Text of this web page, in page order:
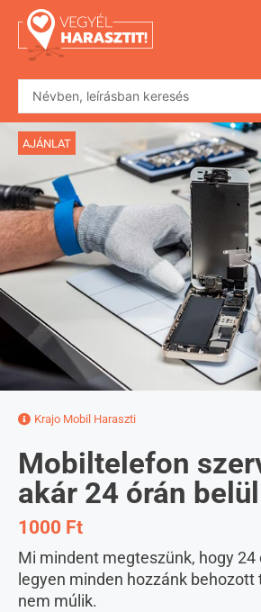
AJÁNLAT
Krajo Mobil Haraszti
Mobiltelefon
akár 24 órán
1000 Ft
Mi mindent megteszünk, hogy 24
legyen minden hozzánk
nem múlik.